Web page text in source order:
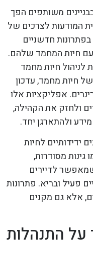
משותפים הפך
המודעות לצרכים של
בפתרונות חדשניים
עם חיות המחמד שלהם.
לניהול חיות מחמד
חיות מחמד, עדכון
אפליקציות אלו
ולחזק את הקהילה,
ולהתארגן יחד.
ידידותיים לחיות
מסודרות,
לדיירים
פעיל ובריא. פתרונות
אלא גם מקנים
התנהלות